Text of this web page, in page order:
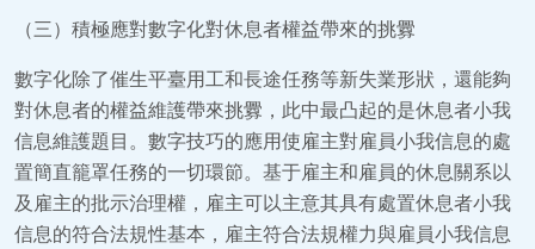
（三）積極應對數字化對休息者權益帶來的挑釁
數字化除了催生平臺用工和長途任務等新失業形狀，還能夠
對休息者的權益維護帶來挑釁，此中最凸起的是休息者小我
信息維護題目。數字技巧的應用使雇主對雇員小我信息的處
置簡直籠罩任務的一切環節。基于雇主和雇員的休息關系以
及雇主的批示治理權，雇主可以主意其具有處置休息者小我
信息的符合法規性基本，雇主符合法規權力與雇員小我信息